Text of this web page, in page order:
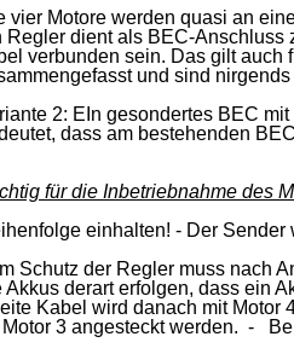
vier Motore werden quasi an
Regler dient als BEC-Anschluss
verbunden sein. Das gilt
und sind
2: EIn gesondertes BEC
dass am bestehenden
für die Inbetriebnahme des
einhalten! - Der
Schutz der Regler muss nach
Akkus derart erfolgen, dass ein
Kabel wird danach mit Motor
3 angesteckt werden. -